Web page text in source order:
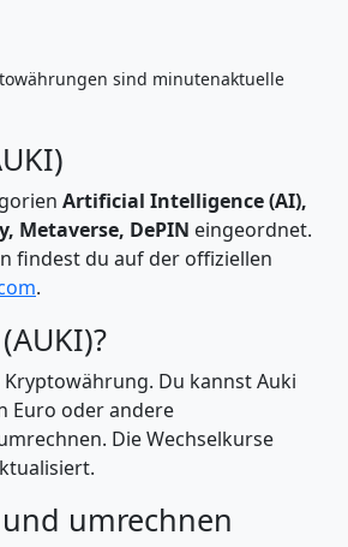
sind minutenaktuelle
Artificial Intelligence (AI),
Metaverse, DePIN eingeordnet.
findest du auf der offiziellen
.
Kryptowährung. Du kannst Auki
Euro oder andere
Die Wechselkurse
umrechnen